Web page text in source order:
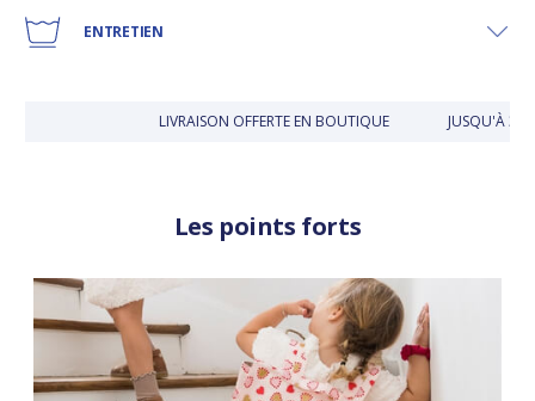
ENTRETIEN
LIVRAISON OFFERTE EN BOUTIQUE JUSQU'À 30
Les points forts